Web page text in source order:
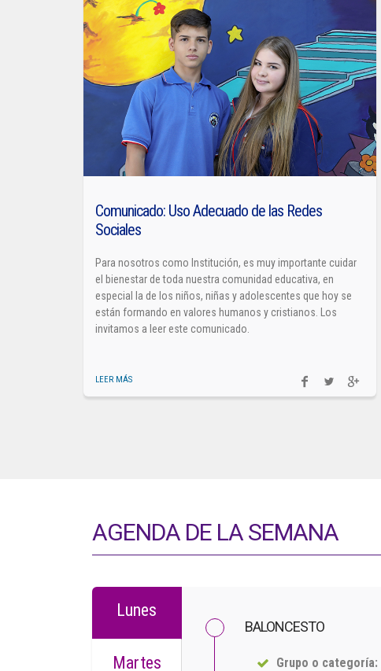
Comunicado: Uso Adecuado de las Redes
Sociales
Para nosotros como Institución, es muy importante cuidar
el bienestar de toda nuestra comunidad educativa, en
especial la de los niños, niñas y adolescentes que hoy se
están formando en valores humanos y cristianos. Los
invitamos a leer este comunicado.
LEER MÁS
AGENDA DE LA SEMANA
Lunes
Martes
BALONCESTO
Grupo o categoría: